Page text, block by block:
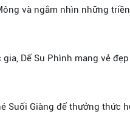
và ngắm nhìn những
Dế Su Phình mang vẻ
Suối Giàng để thưởng thức